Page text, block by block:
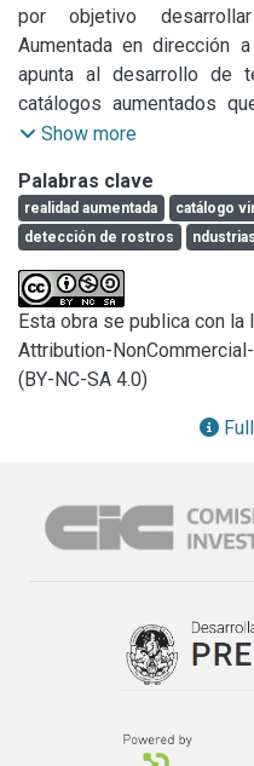
por objetivo
Aumentada en dirección
apunta al desarrollo de
catálogos aumentados
información añadida a
detección de imágenes
escalabilidad en el
último, se apunta empleo
contexto de industrias 4.0,
los sistemas SCADA de
de Datos.
Show more
Palabras clave
realidad aumentada catálogo
detección de rostros
Esta obra se publica con la
Attribution-
(BY-NC-SA 4.0)